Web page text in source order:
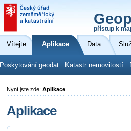
přístup k
Vítejte Aplikace Data
Poskytování geodat Katastr nemovitostí
Nyní jste zde: Aplikace
Aplikace